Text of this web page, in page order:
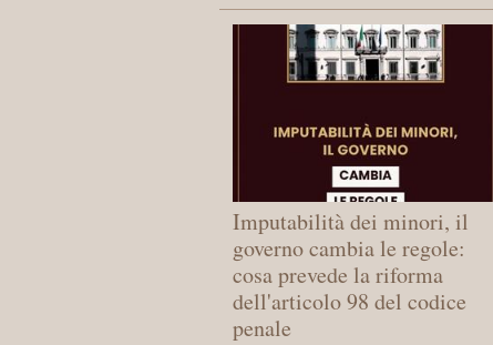
Imputabilità dei minori, il
governo cambia le regole:
cosa prevede la riforma
dell'articolo 98 del codice
penale